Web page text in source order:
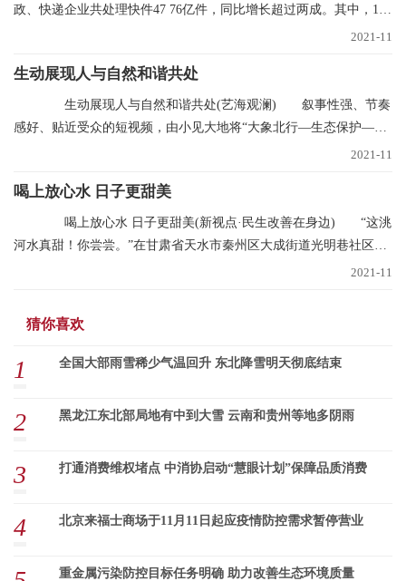
政、快递企业共处理快件47 76亿件，同比增长超过两成。其中，11
2021-11
生动展现人与自然和谐共处
生动展现人与自然和谐共处(艺海观澜) 叙事性强、节奏
感好、贴近受众的短视频，由小见大地将“大象北行—生态保护—文
2021-11
喝上放心水 日子更甜美
喝上放心水 日子更甜美(新视点·民生改善在身边) “这洮
河水真甜！你尝尝。”在甘肃省天水市秦州区大成街道光明巷社区，
2021-11
猜你喜欢
1 全国大部雨雪稀少气温回升 东北降雪明天彻底结束
2 黑龙江东北部局地有中到大雪 云南和贵州等地多阴雨
3 打通消费维权堵点 中消协启动“慧眼计划”保障品质消费
4 北京来福士商场于11月11日起应疫情防控需求暂停营业
重金属污染防控目标任务明确 助力改善生态环境质量